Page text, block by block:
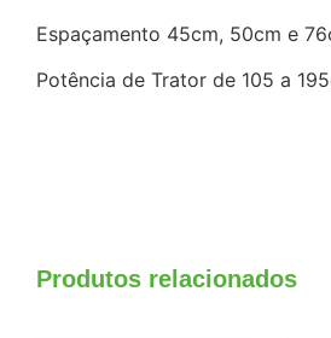
Espaçamento 45cm, 50cm e
Potência de Trator de 105 a
Produtos relacionados